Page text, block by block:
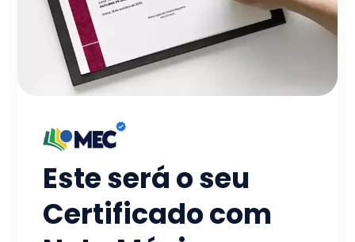
Este será o seu
Certificado com